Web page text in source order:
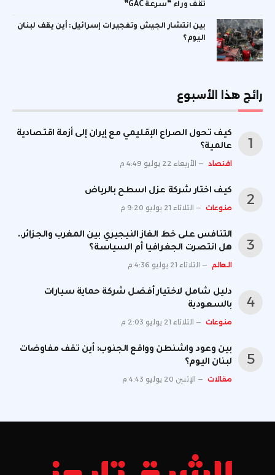
تقف وراء “سرعة GAC”
بين انتشار الجيش وتفجيرات إسرائيل: أين يقف لبنان
اليوم؟
رائج هذا الأسبوع
كيف تحول الصراع الإقليمي مع إيران إلى أزمة اقتصادية
عالمية؟
اقتصاد الأربعاء 22 يوليو 4:49 م
كيف اختار شركة عزل اسطح بالرياض
منوعات الثلاثاء 21 يوليو 9:20 م
التنافس على خط الغاز النيجيري بين المغرب والجزائر..
هل انتصرت الجغرافيا أم السياسة؟
العالم الثلاثاء 21 يوليو 4:36 م
دليل شامل لاختيار أفضل شركة حماية سيارات
بالسعودية
منوعات الثلاثاء 21 يوليو 2:03 م
بين وعود واشنطن وواقع الجنوب: أين تقف مفاوضات
لبنان اليوم؟
مقالات الإثنين 20 يوليو 4:43 م